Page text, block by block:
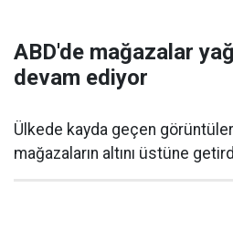
ABD'de mağazalar
devam ediyor
Ülkede kayda geçen
mağazaların altını üstüne